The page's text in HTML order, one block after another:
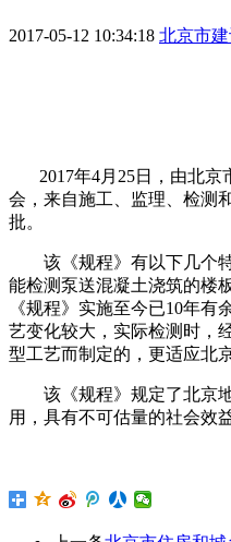
2017-05-12 10:34:18 北京市
2017年4月25日，由北京
会，来自施工、监理、检测
批。
该《规程》有以下几个特
能检测泵送混凝土浇筑的楼
《规程》实施至今已10年
艺变化较大，实际检测时，
型工艺而制定的，更适应北
该《规程》规定了北京地
用，具有不可估量的社会效